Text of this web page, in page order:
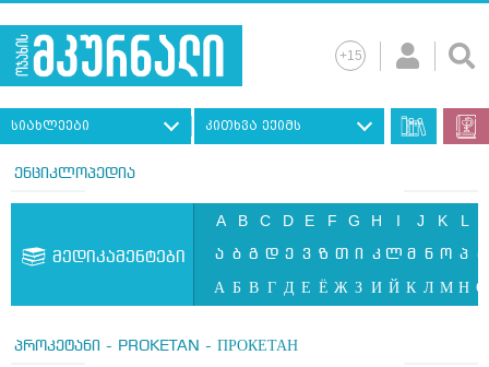
სიახლეები კითხვა ექიმს
ენციკლოპედია
მედიკამენტები
A B C D E F G H I J K L
ა ბ გ დ ე ვ ზ თ ი კ ლ მ ნ ო პ ჟ
А Б В Г Д Е Ё Ж З И Й К Л М Н О
პროკეტანი - PROKETAN - ПРОКЕТАН